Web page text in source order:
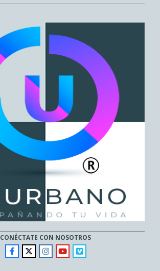
CONÉCTATE CON NOSOTROS